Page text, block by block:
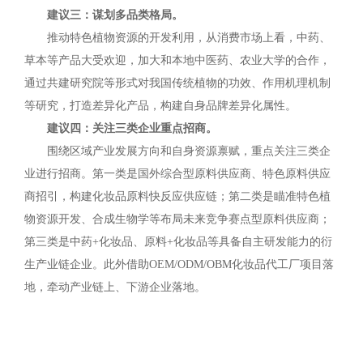
建议三：谋划多品类格局。
推动特色植物资源的开发利用，从消费市场上看，中药、
草本等产品大受欢迎，加大和本地中医药、农业大学的合作，
通过共建研究院等形式对我国传统植物的功效、作用机理机制
等研究，打造差异化产品，构建自身品牌差异化属性。
建议四：关注三类企业重点招商。
围绕区域产业发展方向和自身资源禀赋，重点关注三类企
业进行招商。第一类是国外综合型原料供应商、特色原料供应
商招引，构建化妆品原料快反应供应链；第二类是瞄准特色植
物资源开发、合成生物学等布局未来竞争赛点型原料供应商；
第三类是中药+化妆品、原料+化妆品等具备自主研发能力的衍
生产业链企业。此外借助OEM/ODM/OBM化妆品代工厂项目落
地，牵动产业链上、下游企业落地。